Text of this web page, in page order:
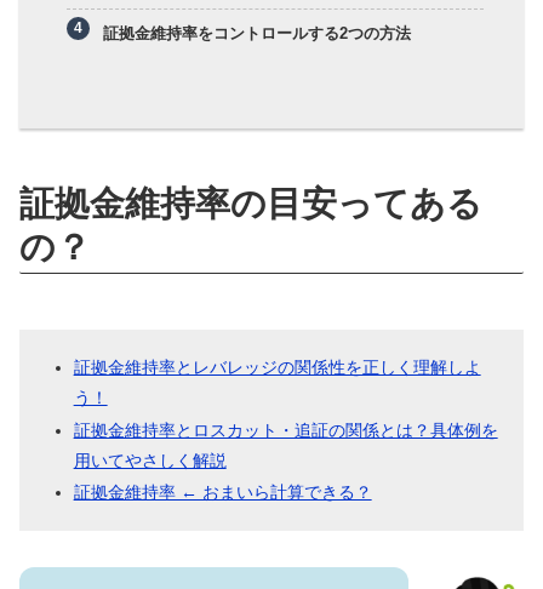
証拠金維持率をコントロールする2つの方法
証拠金維持率の目安ってある
の？
証拠金維持率とレバレッジの関係性を正しく理解しよ
う！
証拠金維持率とロスカット・追証の関係とは？具体例を
用いてやさしく解説
証拠金維持率 ← おまいら計算できる？